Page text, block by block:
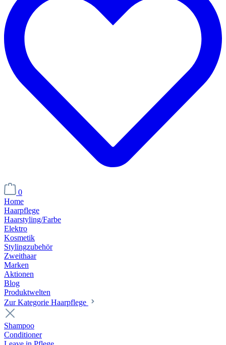
0
Home
Haarpflege
Haarstyling/Farbe
Elektro
Kosmetik
Stylingzubehör
Zweithaar
Marken
Aktionen
Blog
Produktwelten
Zur Kategorie Haarpflege
Shampoo
Conditioner